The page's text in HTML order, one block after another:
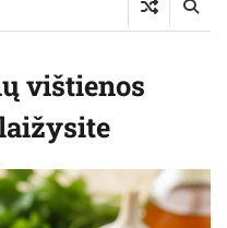
vištienos